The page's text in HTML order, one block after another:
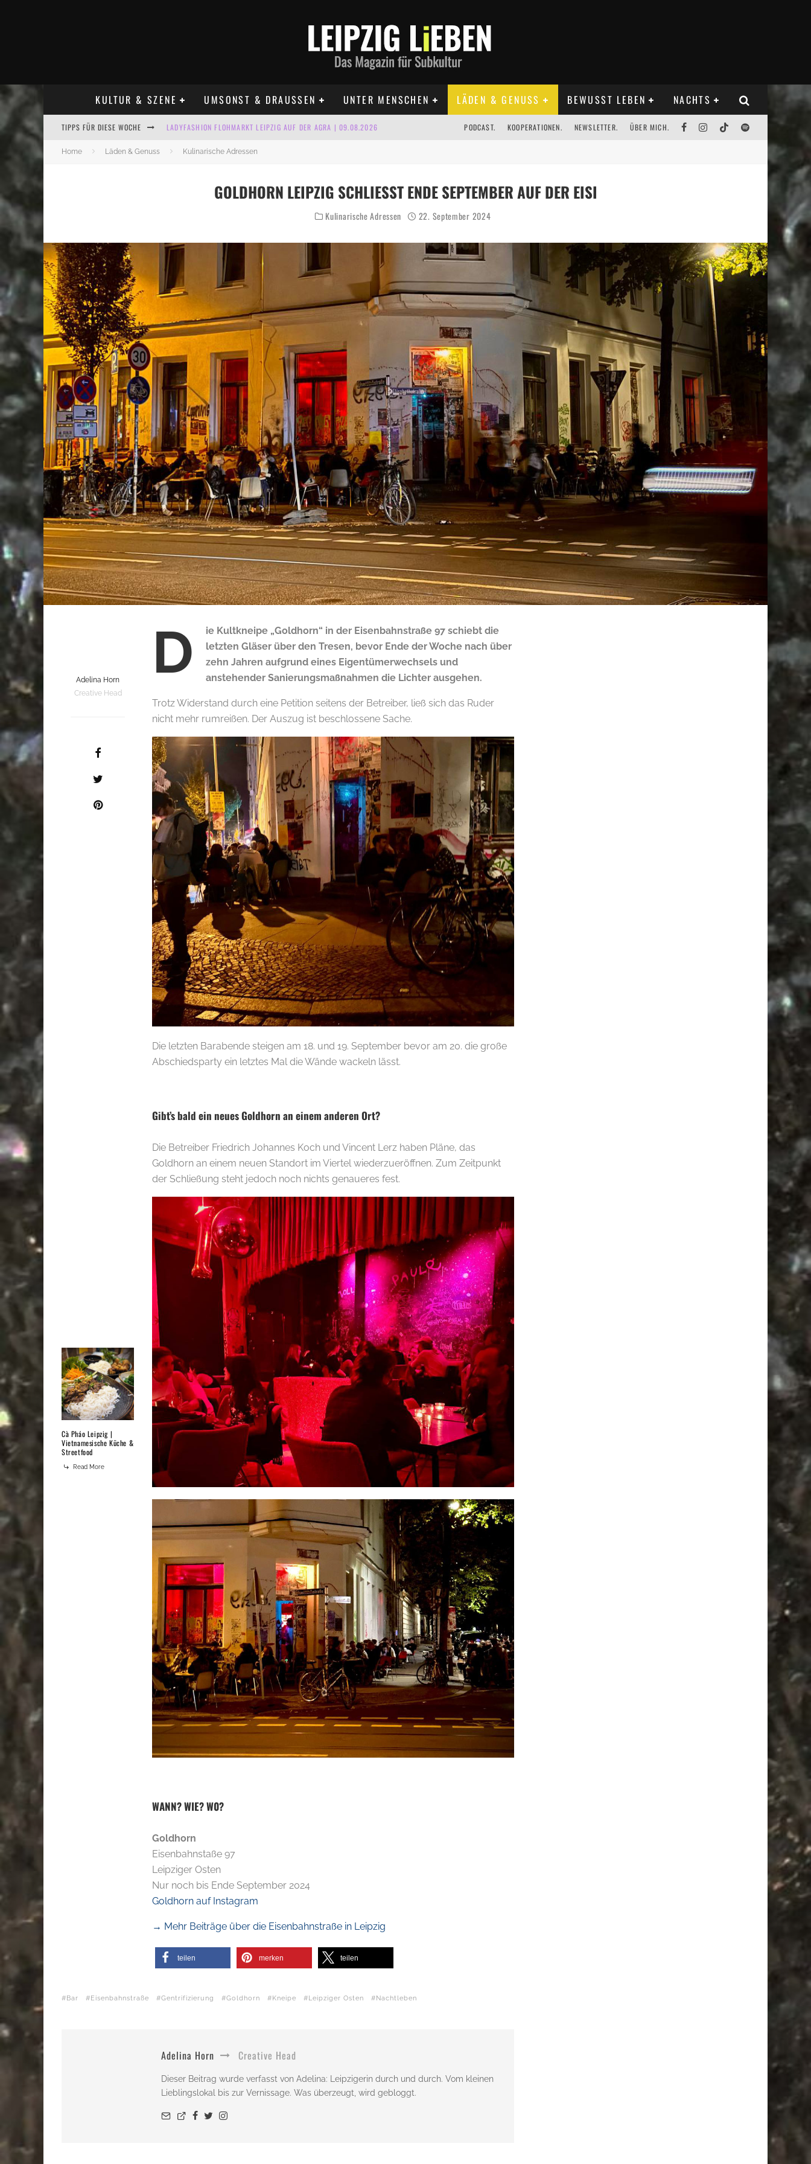
KULTUR & SZENE UMSONST & DRAUSSEN UNTER MENSCHEN LÄDEN & GENUSS BEWUSST LEBEN NACHTS
TIPPS FÜR DIESE WOCHE LADYFASHION FLOHMARKT LEIPZIG AUF DER AGRA | 09.08.2026
HOSENSCHEISSER FLOHMARKT LEIPZIG | 09.08.2026
ALLE FLOHMARKT LEIPZIG AUGUST TERMINE 2026
ALLE FLOHMARKT & TRÖDELMARKT TERMINE LEIPZIG 2026
PODCAST. KOOPERATIONEN. NEWSLETTER. ÜBER MICH.
Home Läden & Genuss Kulinarische Adressen
GOLDHORN LEIPZIG SCHLIESST ENDE SEPTEMBER AUF DER EISI
Kulinarische Adressen 22. September 2024
Adelina Horn
Creative Head
Cà Pháo Leipzig |
Vietnamesische Küche &
Streetfood
Read More
D
ie Kultkneipe „Goldhorn“ in der Eisenbahnstraße 97 schiebt die
letzten Gläser über den Tresen, bevor Ende der Woche nach über
zehn Jahren aufgrund eines Eigentümerwechsels und
anstehender Sanierungsmaßnahmen die Lichter ausgehen.
Trotz Widerstand durch eine Petition seitens der Betreiber, ließ sich das Ruder
nicht mehr rumreißen. Der Auszug ist beschlossene Sache.
Die letzten Barabende steigen am 18. und 19. September bevor am 20. die große
Abschiedsparty ein letztes Mal die Wände wackeln lässt.
Gibt’s bald ein neues Goldhorn an einem anderen Ort?
Die Betreiber Friedrich Johannes Koch und Vincent Lerz haben Pläne, das
Goldhorn an einem neuen Standort im Viertel wiederzueröffnen. Zum Zeitpunkt
der Schließung steht jedoch noch nichts genaueres fest.
WANN? WIE? W0?
Goldhorn
Eisenbahnstaße 97
Leipziger Osten
Nur noch bis Ende September 2024
Goldhorn auf Instagram
→ Mehr Beiträge über die Eisenbahnstraße in Leipzig
teilen merken teilen
Bar Eisenbahnstraße Gentrifizierung Goldhorn Kneipe Leipziger Osten Nachtleben
Adelina Horn Creative Head
Dieser Beitrag wurde verfasst von Adelina: Leipzigerin durch und durch. Vom kleinen
Lieblingslokal bis zur Vernissage. Was überzeugt, wird gebloggt.